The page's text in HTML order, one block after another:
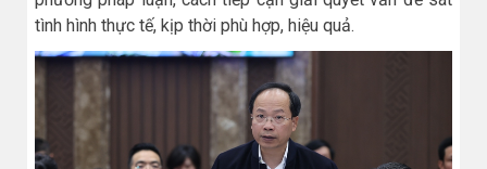
tình hình thực tế, kịp thời phù hợp, hiệu quả.